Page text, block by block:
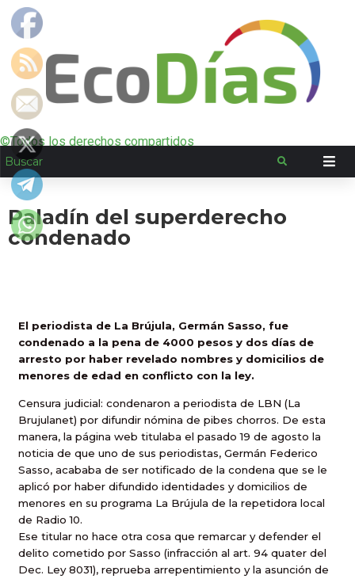
©Todos los derechos compartidos
Paladín del superderecho
condenado
El periodista de La Brújula, Germán Sasso, fue
condenado a la pena de 4000 pesos y dos días de
arresto por haber revelado nombres y domicilios de
menores de edad en conflicto con la ley.
Censura judicial: condenaron a periodista de LBN (La
Brujulanet) por difundir nómina de pibes chorros. De esta
manera, la página web titulaba el pasado 19 de agosto la
noticia de que uno de sus periodistas, Germán Federico
Sasso, acababa de ser notificado de la condena que se le
aplicó por haber difundido identidades y domicilios de
menores en su programa La Brújula de la repetidora local
de Radio 10.
Ese titular no hace otra cosa que remarcar y defender el
delito cometido por Sasso (infracción al art. 94 quater del
Dec. Ley 8031), reprueba arrepentimiento y la asunción de